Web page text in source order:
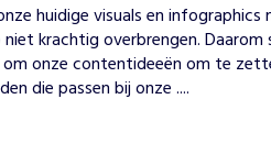
huidige visuals en
krachtig overbrengen.
onze contentideeën om te
die passen bij onze ....